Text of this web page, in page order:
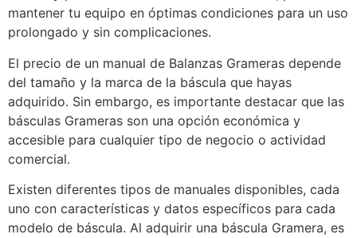
mantener tu equipo en óptimas condiciones para un uso
prolongado y sin complicaciones.
El precio de un manual de Balanzas Grameras depende
del tamaño y la marca de la báscula que hayas
adquirido. Sin embargo, es importante destacar que las
básculas Grameras son una opción económica y
accesible para cualquier tipo de negocio o actividad
comercial.
Existen diferentes tipos de manuales disponibles, cada
uno con características y datos específicos para cada
modelo de báscula. Al adquirir una báscula Gramera, es